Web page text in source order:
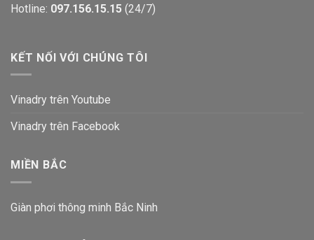
Hotline: 097.156.15.15 (24/7)
KẾT NỐI VỚI CHÚNG TÔI
Vinadry trên Youtube
Vinadry trên Facebook
MIỀN BẮC
Giàn phơi thông minh Bắc Ninh